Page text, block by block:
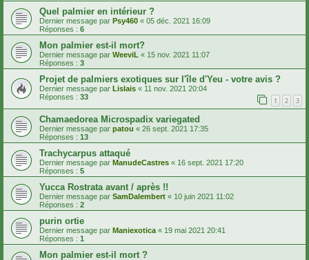
Quel palmier en intérieur ?
Dernier message par Psy460 « 05 déc. 2021 16:09
Réponses : 6
Mon palmier est-il mort?
Dernier message par WeeviL « 15 nov. 2021 11:07
Réponses : 3
Projet de palmiers exotiques sur l'île d'Yeu - votre avis ?
Dernier message par Lislais « 11 nov. 2021 20:04
Réponses : 33 1 2 3
Chamaedorea Microspadix variegated
Dernier message par patou « 26 sept. 2021 17:35
Réponses : 13
Trachycarpus attaqué
Dernier message par ManudeCastres « 16 sept. 2021 17:20
Réponses : 5
Yucca Rostrata avant / après !!
Dernier message par SamDalembert « 10 juin 2021 11:02
Réponses : 2
purin ortie
Dernier message par Maniexotica « 19 mai 2021 20:41
Réponses : 1
Mon palmier est-il mort ?